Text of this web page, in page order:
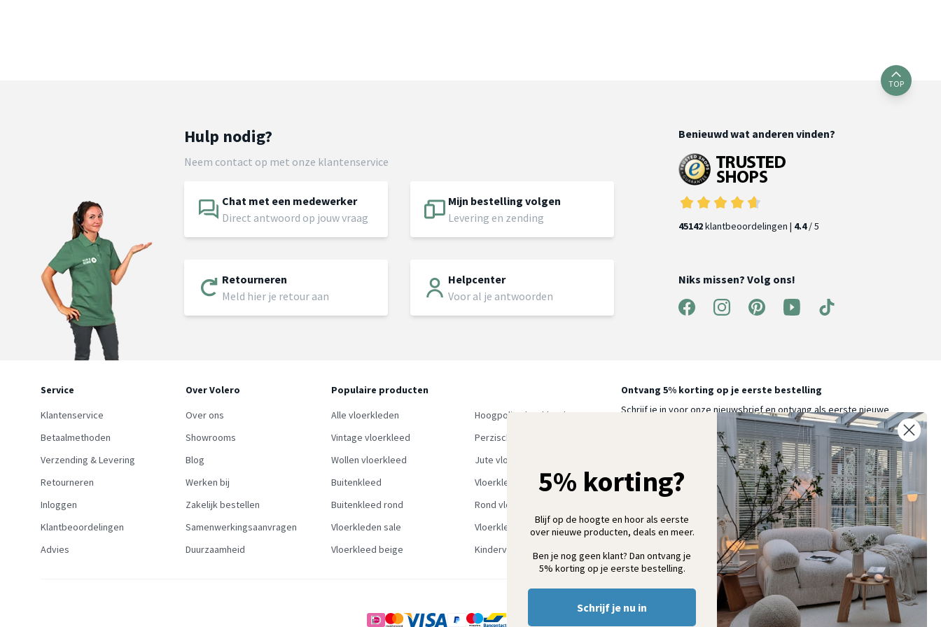
TOP
Hulp nodig?
Neem contact op met onze klantenservice
Chat met een medewerker
Direct antwoord op jouw vraag
Mijn bestelling volgen
Levering en zending
Retourneren
Meld hier je retour aan
Helpcenter
Voor al je antwoorden
Benieuwd wat anderen vinden?
45142klantbeoordelingen | 4.4/ 5
Niks missen? Volg ons!
Service
Klantenservice
Betaalmethoden
Verzending & Levering
Retourneren
Inloggen
Klantbeoordelingen
Advies
Over Volero
Over ons
Showrooms
Blog
Werken bij
Zakelijk bestellen
Samenwerkingsaanvragen
Duurzaamheid
Populaire producten
Alle vloerkleden
Hoogpolig vloerkleed
Vintage vloerkleed
Perzisch tapijt
Wollen vloerkleed
Jute vloerkleed
Buitenkleed
Vloerkleed groen
Buitenkleed rond
Rond vloerkleed
Vloerkleden sale
Vloerkleden outlet
Vloerkleed beige
Kindervloerkleden
Ontvang 5% korting op je eerste bestelling
Schrijf je in voor onze nieuwsbrief en ontvang als eerste nieuwe
wooninspiratie, collecties en aanbiedingen
Aanmelden
5% korting?
Blijf op de hoogte en hoor als eerste
over nieuwe producten, deals en meer.
Ben je nog geen klant? Dan ontvang je
5% korting op je eerste bestelling.
Schrijf je nu in